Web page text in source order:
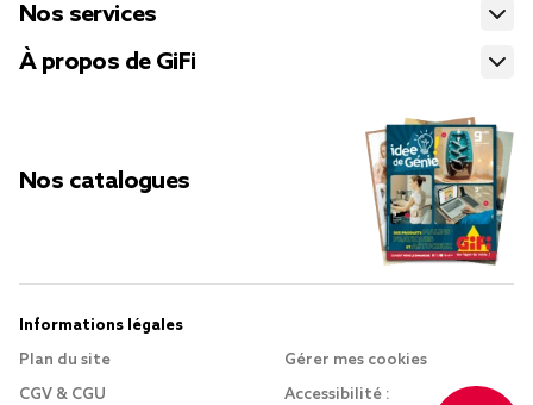
Nos services
À propos de GiFi
Nos catalogues
Informations légales
Plan du site
CGV & CGU
Gérer mes cookies
Accessibilité :